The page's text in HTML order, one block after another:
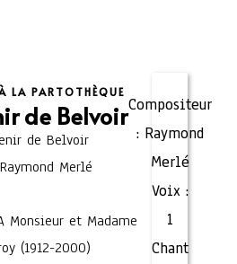
LA PARTOTHÈQUE
de Belvoir
de Belvoir
Merlé
Monsieur et Madame
(1912-2000)
Compositeur
: Raymond
Merlé
Voix :
1
Chant